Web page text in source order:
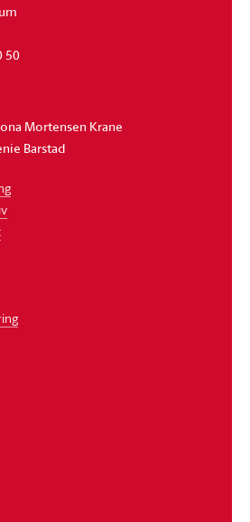
50
Mortensen Krane
Barstad